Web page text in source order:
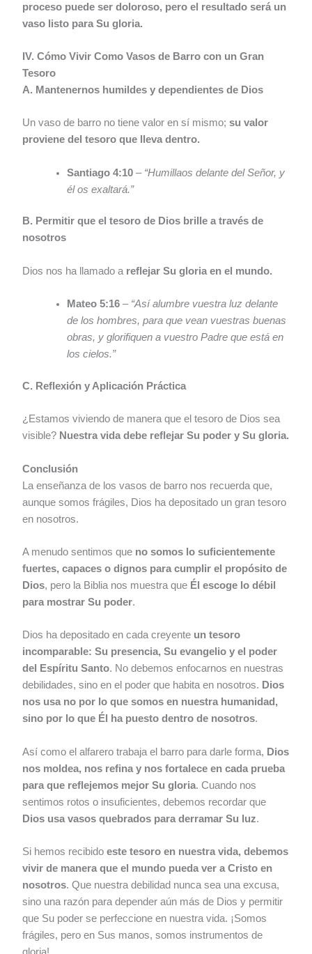
proceso puede ser doloroso, pero el resultado será un
vaso listo para Su gloria.
IV. Cómo Vivir Como Vasos de Barro con un Gran
Tesoro
A. Mantenernos humildes y dependientes de Dios
Un vaso de barro no tiene valor en sí mismo;su valor
proviene del tesoro que lleva dentro.
Santiago 4:10 – “Humillaos delante del Señor, y
él os exaltará.”
B. Permitir que el tesoro de Dios brille a través de
nosotros
Dios nos ha llamado a reflejar Su gloria en el mundo.
Mateo 5:16 – “Así alumbre vuestra luz delante
de los hombres, para que vean vuestras buenas
obras, y glorifiquen a vuestro Padre que está en
los cielos.”
C. Reflexión y Aplicación Práctica
¿Estamos viviendo de manera que el tesoro de Dios sea
visible? Nuestra vida debe reflejar Su poder y Su gloria.
Conclusión
La enseñanza de los vasos de barro nos recuerda que,
aunque somos frágiles, Dios ha depositado un gran tesoro
en nosotros.
A menudo sentimos que no somos lo suficientemente
fuertes, capaces o dignos para cumplir el propósito de
Dios, pero la Biblia nos muestra que Él escoge lo débil
para mostrar Su poder.
Dios ha depositado en cada creyente un tesoro
incomparable: Su presencia, Su evangelio y el poder
del Espíritu Santo. No debemos enfocarnos en nuestras
debilidades, sino en el poder que habita en nosotros. Dios
nos usa no por lo que somos en nuestra humanidad,
sino por lo que Él ha puesto dentro de nosotros.
Así como el alfarero trabaja el barro para darle forma, Dios
nos moldea, nos refina y nos fortalece en cada prueba
para que reflejemos mejor Su gloria. Cuando nos
sentimos rotos o insuficientes, debemos recordar que
Dios usa vasos quebrados para derramar Su luz.
Si hemos recibidoeste tesoro en nuestra vida, debemos
vivir de manera que el mundo pueda ver a Cristo en
nosotros. Que nuestra debilidad nunca sea una excusa,
sino una razón para depender aún más de Dios y permitir
que Su poder se perfeccione en nuestra vida. ¡Somos
frágiles, pero en Sus manos, somos instrumentos de